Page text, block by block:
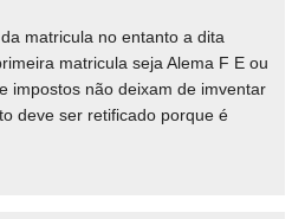
matricula no entanto a dita
matricula seja Alema F E ou
impostos não deixam de imventar
deve ser retificado porque é